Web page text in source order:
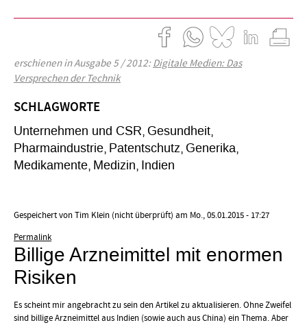
erschienen in Ausgabe 5 / 2012:Digitale Medien: Das
Versprechen der Technik
SCHLAGWORTE
Unternehmen und CSR Gesundheit
Pharmaindustrie Patentschutz Generika
Medikamente Medizin Indien
Gespeichert vonTim Klein (nicht überprüft) am Mo., 05.01.2015 - 17:27
Permalink
Billige Arzneimittel mit enormen
Risiken
Es scheint mir angebracht zu sein den Artikel zu aktualisieren. Ohne Zweifel
sind billige Arzneimittel aus Indien (sowie auch aus China) ein Thema. Aber